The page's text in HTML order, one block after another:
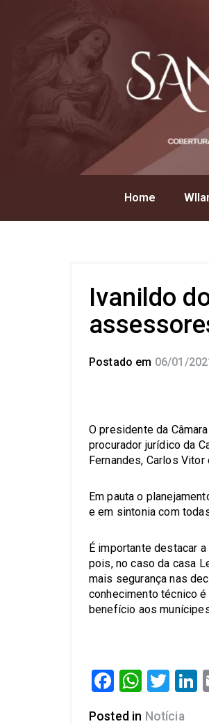
Home
Ivanildo
Postado em 06/01/
O presidente da
procurador jurídico da
Fernandes, Carlos Vitor
Em pauta o
e em sintonia com
É importante destacar
pois, no caso da casa
mais segurança nas
conhecimento técnico
benefício aos
Facebook
Posted in Notícia